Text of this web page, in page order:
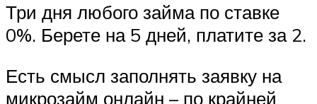
Три дня любого займа по ставке
0%. Берете на 5 дней, платите за 2.
Есть смысл заполнять заявку на
микрозайм онлайн – по крайней